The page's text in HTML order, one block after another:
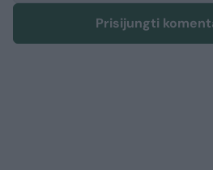
Prisijungti